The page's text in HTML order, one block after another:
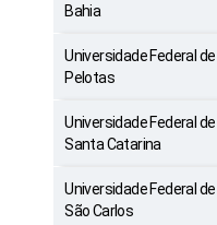
Bahia
Universidade Federal de
Pelotas
Universidade Federal de
Santa Catarina
Universidade Federal de
São Carlos